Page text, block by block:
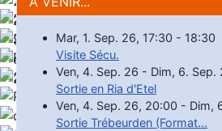
Mar, 1. Sep. 26, 17:30 - 18:30
Visite Sécu.
Ven, 4. Sep. 26 - Dim, 6. Sep.
Sortie en Ria d'Etel
Ven, 4. Sep. 26, 20:00 - Dim,
Sortie Trébeurden (Format...